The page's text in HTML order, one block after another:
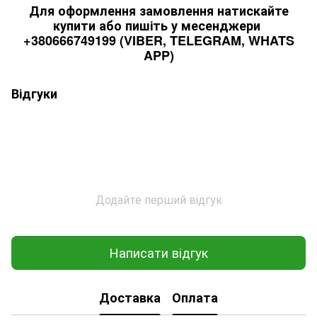
Для оформлення замовлення натискайте
купити або пишіть у месенджери
+380666749199 (VIBER, TELEGRAM, WHATS
APP)
Відгуки
Додайте перший відгук
Написати відгук
Доставка Оплата